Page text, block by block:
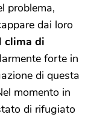
problema,
dai loro
clima di
forte in
di questa
momento in
di rifugiato